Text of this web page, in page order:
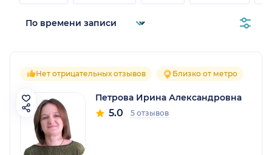
Нет отрицательных отзывов Близко от метро
Петрова Ирина Александровна
5.0 5 отзывов